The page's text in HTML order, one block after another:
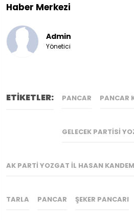
Haber Merkezi
Admin
Yönetici
ETİKETLER: PANCAR PANCAR
GELECEK PARTISI
AK PARTI YOZGAT İL HASAN
TARLA PANCAR ŞEKER PANCARI